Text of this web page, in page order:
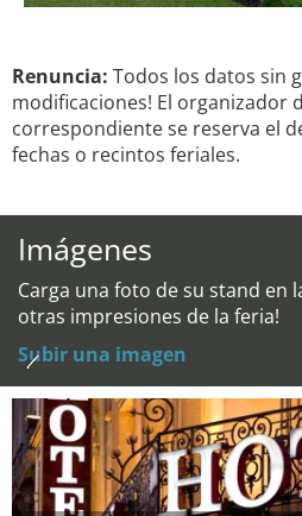
Renuncia: Todos los datos sin
modificaciones! El organizador
correspondiente se reserva el
fechas o recintos feriales.
Imágenes
Carga una foto de su stand en
otras impresiones de la feria!
Subir una imagen